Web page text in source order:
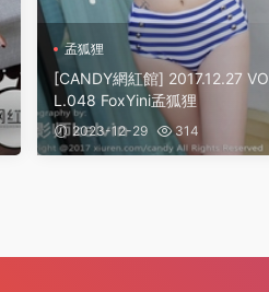
孟狐狸
[CANDY網紅館] 2017.12.27 VO
L.048 FoxYini孟狐狸
2023-12-29 314